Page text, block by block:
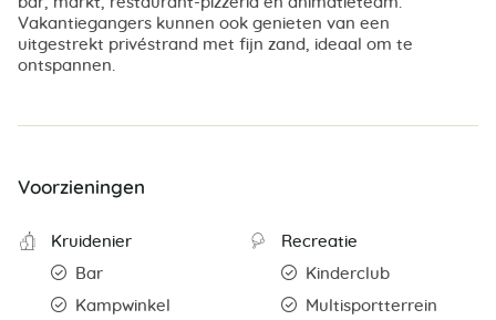
Vakantiegangers kunnen ook genieten van een
uitgestrekt privéstrand met fijn zand, ideaal om te
ontspannen.
Voorzieningen
Kruidenier
Bar
Kampwinkel
Recreatie
Kinderclub
Multisportterrein